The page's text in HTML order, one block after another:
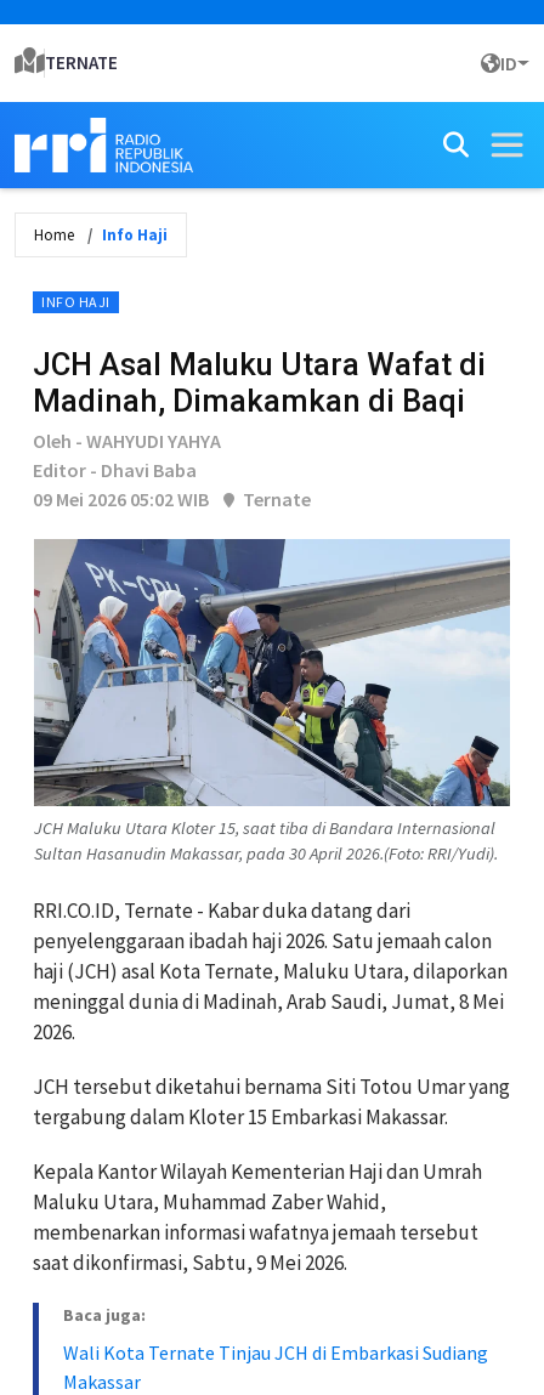
TERNATE ID
Home Info Haji
INFO HAJI
JCH Asal Maluku Utara Wafat di
Madinah, Dimakamkan di Baqi
Oleh - WAHYUDI YAHYA
Editor - Dhavi Baba
09 Mei 2026 05:02 WIB
Ternate
JCH Maluku Utara Kloter 15, saat tiba di Bandara Internasional
Sultan Hasanudin Makassar, pada 30 April 2026.(Foto: RRI/Yudi).
RRI.CO.ID, Ternate - Kabar duka datang dari
penyelenggaraan ibadah haji 2026. Satu jemaah calon
haji (JCH) asal Kota Ternate, Maluku Utara, dilaporkan
meninggal dunia di Madinah, Arab Saudi, Jumat, 8 Mei
2026.
JCH tersebut diketahui bernama Siti Totou Umar yang
tergabung dalam Kloter 15 Embarkasi Makassar.
Kepala Kantor Wilayah Kementerian Haji dan Umrah
Maluku Utara, Muhammad Zaber Wahid,
membenarkan informasi wafatnya jemaah tersebut
saat dikonfirmasi, Sabtu, 9 Mei 2026.
Baca juga:
Wali Kota Ternate Tinjau JCH di Embarkasi Sudiang
Makassar